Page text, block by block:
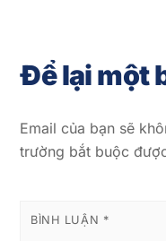
Để lại một
Email của bạn sẽ
trường bắt buộc
BÌNH LUẬN *